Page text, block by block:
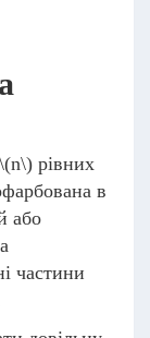
\(n\) рівних
в
або
частини